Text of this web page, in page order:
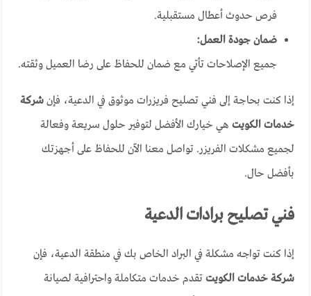
فرص حدوث أعطال مستقبلية.
ضمان جودة العمل:
جميع الإصلاحات تأتي مع ضمان للحفاظ على رضا العميل وثقته.
إذا كنت بحاجة إلى فني تصليح فريزرات موثوق في الدعية، فإنشركة
خدمات الكويت هي خيارك الأفضل لتوفير حلول سريعة وفعالة
لجميع مشكلات الفريزر. تواصل معنا الآن للحفاظ على أجهزتك
بأفضل حال.
فني تصليح برادات الدعية
إذا كنت تواجه مشكلة في البراد الخاص بك في منطقة الدعية، فإن
شركة خدمات الكويت تقدم خدمات متكاملة واحترافية لصيانة